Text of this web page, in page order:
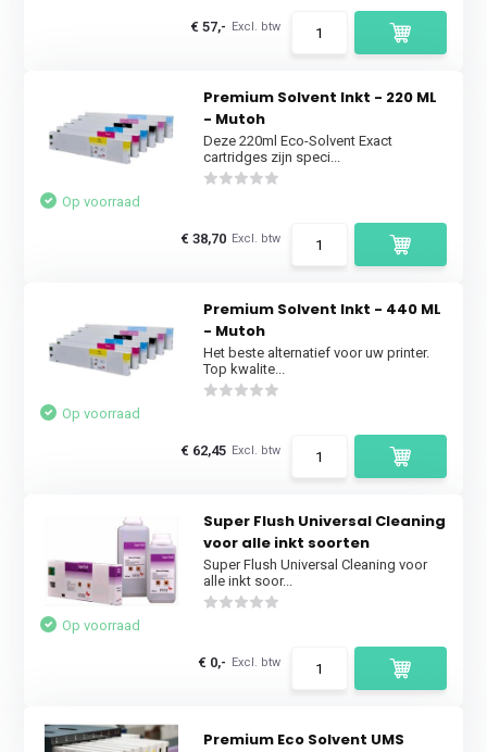
€ 57,- Excl. btw
Premium Solvent Inkt - 220 ML
- Mutoh
Deze 220ml Eco-Solvent Exact
cartridges zijn speci...
Op voorraad
€ 38,70 Excl. btw
Premium Solvent Inkt - 440 ML
- Mutoh
Het beste alternatief voor uw printer.
Top kwalite...
Op voorraad
€ 62,45 Excl. btw
Super Flush Universal Cleaning
voor alle inkt soorten
Super Flush Universal Cleaning voor
alle inkt soor...
Op voorraad
€ 0,- Excl. btw
Premium Eco Solvent UMS